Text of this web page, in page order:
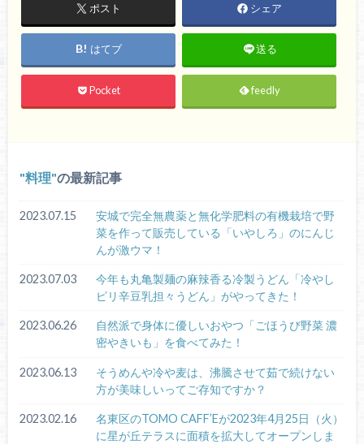
ポスト シェア
はてブ 送る
Pocket feedly
料理 の最新記事
2023.07.15
安城で完全無農薬と無化学肥料の有機栽培で野
菜を作って販売している「いやしろ」のにんじ
んが激ウマ！
2023.07.03
今年も丸亀製麺の麻辣香る冷製うどん「冷やし
ピリ辛豆乳担々うどん」がやってきた！
2023.06.26
自然派で身体に優しいおやつ「ごほうび野菜 濃
密やきいも」を食べてみた！
2023.06.13
そうめんや冷や麦は、沸騰させて茹で続けない
方が美味しいってご存知ですか？
2023.02.16
名東区のTOMO CAFF’Eが2023年4月25日（火）
に星が丘テラスに面積を拡大してオープンしま